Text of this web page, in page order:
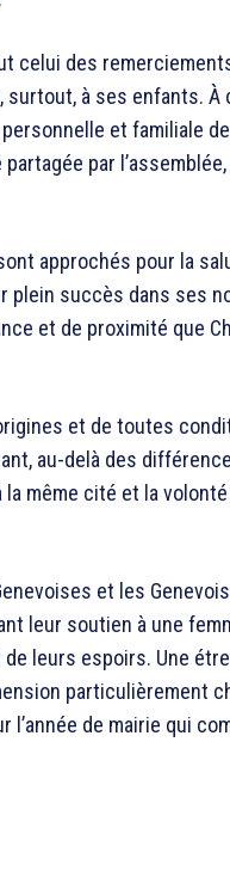
celui des
surtout, à ses enfants.
et familiale
par
approchés pour la
plein succès dans ses
et de proximité que
et de toutes
au-delà des
même cité et la volonté
et les
leur soutien à une
leurs espoirs. Une
particulièrement
de mairie qui